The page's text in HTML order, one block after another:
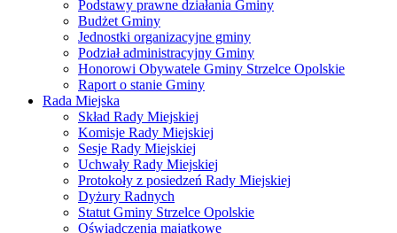
Podstawy prawne działania Gminy
Budżet Gminy
Jednostki organizacyjne gminy
Podział administracyjny Gminy
Honorowi Obywatele Gminy Strzelce Opolskie
Raport o stanie Gminy
Rada Miejska
Skład Rady Miejskiej
Komisje Rady Miejskiej
Sesje Rady Miejskiej
Uchwały Rady Miejskiej
Protokoły z posiedzeń Rady Miejskiej
Dyżury Radnych
Statut Gminy Strzelce Opolskie
Oświadczenia majątkowe